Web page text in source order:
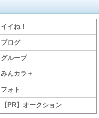
イイね！
ブログ
グループ
みんカラ＋
フォト
【PR】オークション